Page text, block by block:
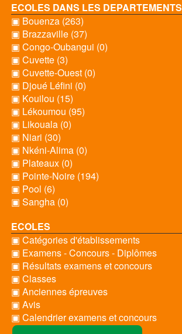
ECOLES DANS LES DEPARTEMENTS
▣ Bouenza (263)
▣ Brazzaville (37)
▣ Congo-Oubangui (0)
▣ Cuvette (3)
▣ Cuvette-Ouest (0)
▣ Djoué Léfini (0)
▣ Kouilou (15)
▣ Lékoumou (95)
▣ Likouala (0)
▣ Niari (30)
▣ Nkéni-Alima (0)
▣ Plateaux (0)
▣ Pointe-Noire (194)
▣ Pool (6)
▣ Sangha (0)
ECOLES
▣ Catégories d'établissements
▣ Examens - Concours - Diplômes
▣ Résultats examens et concours
▣ Classes
▣ Anciennes épreuves
▣ Avis
▣ Calendrier examens et concours